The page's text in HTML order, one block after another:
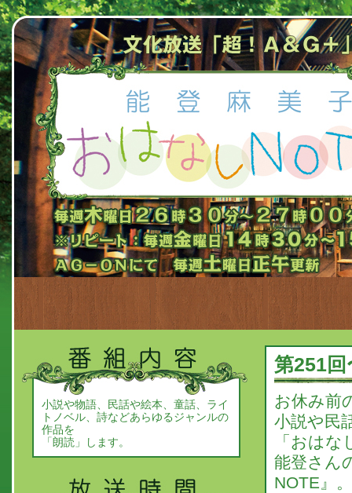
第251回
お休み前
小説や民
「おはな
能登さん
NOTE』。
小説や物語、民話や絵本、童話、ライ
トノベル、詩などあらゆるジャンルの
作品を
「朗読」します。